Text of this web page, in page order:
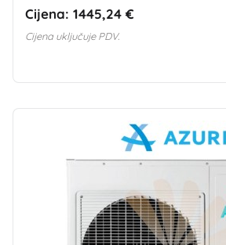
Cijena: 1445,24 €
Cijena uključuje PDV.